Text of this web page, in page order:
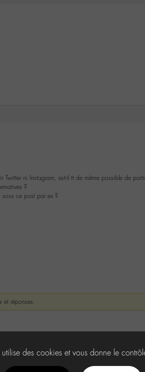
Twitter ni Instagram, est-il tt de même possible de
?
sous ce post par ex ?
et réponses.
des cookies et vous donne le